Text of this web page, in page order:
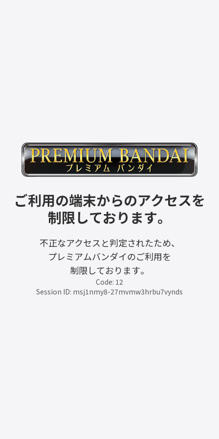
ご利用の端末からのアクセスを
制限しております。
不正なアクセスと判定されたため、
プレミアムバンダイのご利用を
制限しております。
Code: 12
Session ID: msj1nmy8-27mvmw3hrbu7vynds